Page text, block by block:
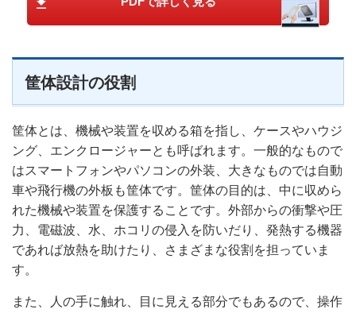
筐体設計の役割
筐体とは、機械や装置を収める箱を指し、ケースやハウジ
ング、エンクロージャーとも呼ばれます。一般的なもので
はスマートフォンやパソコンの外装、大きなものでは自動
車や飛行機の外板も筐体です。筐体の目的は、中に収めら
れた機械や装置を保護することです。外部からの衝撃や圧
力、電磁波、水、ホコリの侵入を防いだり、発熱する機器
であれば放熱を助けたり、さまざまな役割を担っていま
す。
また、人の手に触れ、目に見える部分でもあるので、操作